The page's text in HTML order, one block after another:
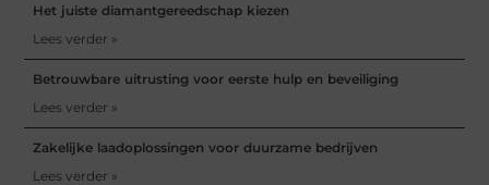
Het juiste diamantgereedschap kiezen
Lees verder »
Betrouwbare uitrusting voor eerste hulp en beveiliging
Lees verder »
Zakelijke laadoplossingen voor duurzame bedrijven
Lees verder »